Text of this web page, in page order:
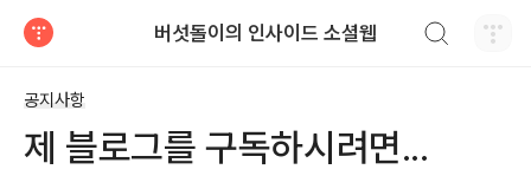
버섯돌이의 인사이드 소셜웹
공지사항
제 블로그를 구독하시려면...